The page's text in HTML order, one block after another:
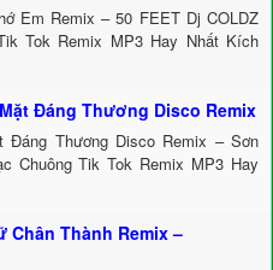
Em Remix – 50 FEET Dj COLDZ
Tok Remix MP3 Hay Nhất Kích
Đáng Thương Disco Remix
Đáng Thương Disco Remix – Sơn
Chuông Tik Tok Remix MP3 Hay
Chân Thành Remix –